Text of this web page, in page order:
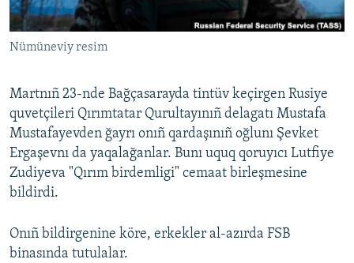
Русский
Українською
RFE/RS bütün saytları
Nümüneviy resim
Martnıñ 23-nde Bağçasarayda tintüv keçirgen Rusiye
quvetçileri Qırımtatar Qurultayınıñ delagatı Mustafa
Mustafayevden ğayrı onıñ qardaşınıñ oğlunı Şevket
Ergaşevnı da yaqalağanlar. Bunı uquq qoruyıcı Lutfiye
Zudiyeva "Qırım birdemligi" cemaat birleşmesine
bildirdi.
Onıñ bildirgenine köre, erkekler al-azırda FSB
binasında tutulalar.